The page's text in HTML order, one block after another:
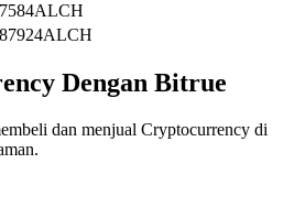
ALCH
ALCH
Dengan Bitrue
dan menjual Cryptocurrency di